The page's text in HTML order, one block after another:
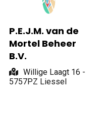
P.E.J.M. van de
Mortel Beheer
B.V.
Willige Laagt 16 -
5757PZ Liessel